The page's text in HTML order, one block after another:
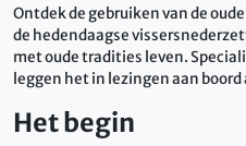
Ontdek de gebruiken van de
de hedendaagse
met oude tradities leven.
leggen het in lezingen aan
Het begin